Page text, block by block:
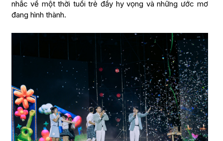
nhắc về một thời tuổi trẻ đầy hy vọng và những ước mơ
đang hình thành.